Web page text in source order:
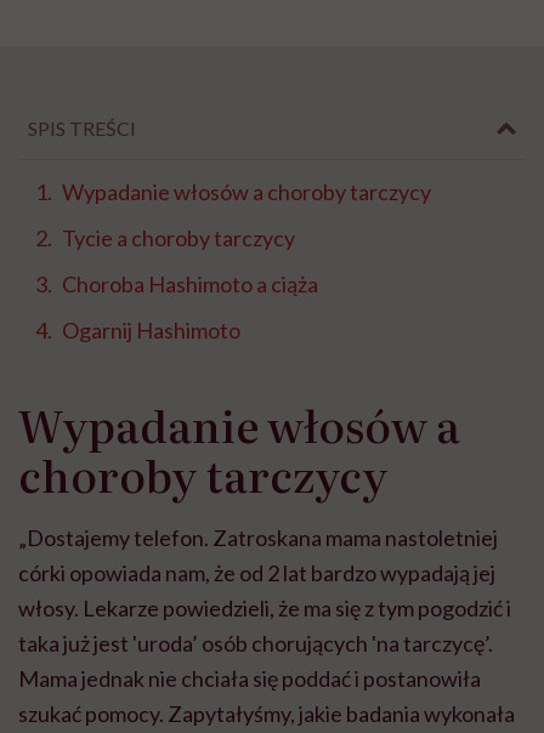
SPIS TREŚCI
Wypadanie włosów a choroby tarczycy
Tycie a choroby tarczycy
Choroba Hashimoto a ciąża
Ogarnij Hashimoto
Wypadanie włosów a
choroby tarczycy
„Dostajemy telefon. Zatroskana mama nastoletniej
córki opowiada nam, że od 2 lat bardzo wypadają jej
włosy. Lekarze powiedzieli, że ma się z tym pogodzić i
taka już jest 'uroda’ osób chorujących 'na tarczycę’.
Mama jednak nie chciała się poddać i postanowiła
szukać pomocy. Zapytałyśmy, jakie badania wykonała